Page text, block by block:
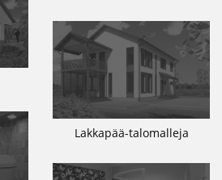
Lakkapää-talomalleja